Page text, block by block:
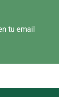
tu email